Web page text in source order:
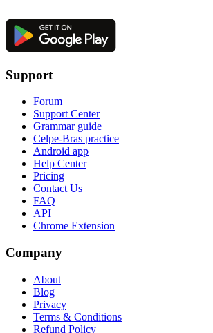
Support
Forum
Support Center
Grammar guide
Celpe-Bras practice
Android app
Help Center
Pricing
Contact Us
FAQ
API
Chrome Extension
Company
About
Blog
Privacy
Terms & Conditions
Refund Policy